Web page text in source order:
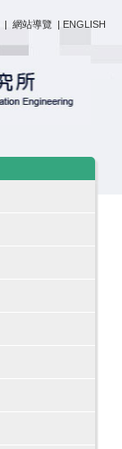
| 網站導覽 | ENGLISH